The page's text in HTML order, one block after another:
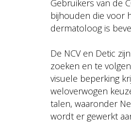
Gebruikers van de
bijhouden die voor
dermatoloog is
De NCV en Detic
zoeken en te
visuele beperking
weloverwogen
talen, waaronder
wordt er gewerkt